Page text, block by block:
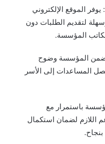
الموقع الإلكتروني
لتقديم الطلبات دون
المؤسسة.
المؤسسة وضوح
المساعدات إلى الأسر
باستمرار مع
اللازم لضمان استكمال
بنجاح.